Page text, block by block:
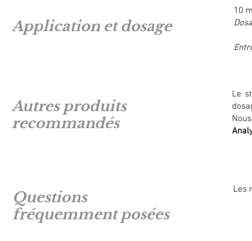
Application et dosage
10
Autres produits
recommandés
Le
Questions
fréquemment posées
Les